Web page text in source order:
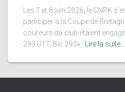
Les 7 et 8 juin 2026, le CNPK
participer à la Coupe de
coureurs du club étaient
293 U17, Bic 293+,
Lire la suite…